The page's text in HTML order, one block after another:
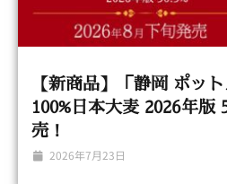
【新商品】「静岡 ポッ
100%日本大麦 2026年版
売！
2026年7月23日